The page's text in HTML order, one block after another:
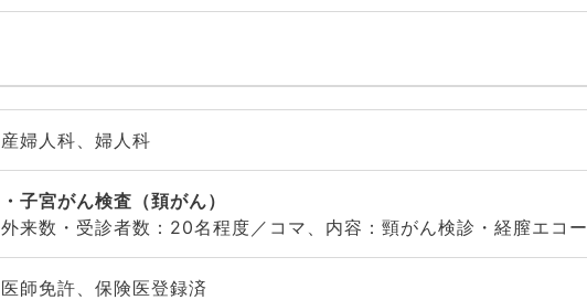
産婦人科、婦人科
子宮がん検査（頚がん）
外来数・受診者数：20名程度／コマ、内容：頸がん検診・経膣エコー
医師免許、保険医登録済